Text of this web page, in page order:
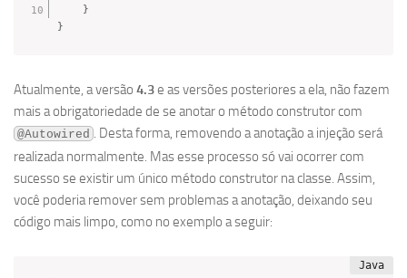
}
}
Atualmente, a versão 4.3e as versões posteriores a ela, não fazem
mais a obrigatoriedade de se anotar o método construtor com
@Autowired . Desta forma, removendo a anotação a injeção será
realizada normalmente. Mas esse processo só vai ocorrer com
sucesso se existir um único método construtor na classe. Assim,
você poderia remover sem problemas a anotação, deixando seu
código mais limpo, como no exemplo a seguir: